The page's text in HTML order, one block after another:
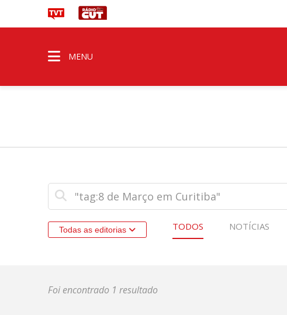
MENU
Todas as editorias TODOS NOTÍCIAS
Foi encontrado 1 resultado